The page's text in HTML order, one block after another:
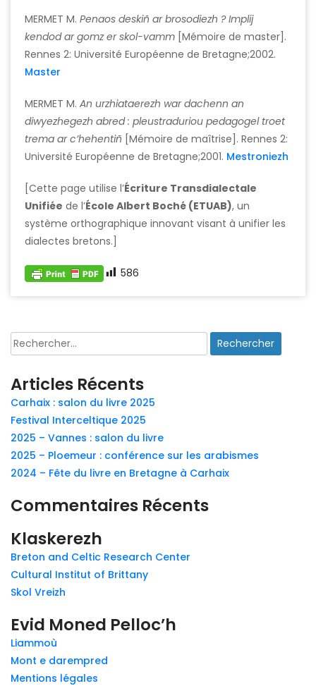
MERMET M. Penaos deskiñ ar brosodiezh ? Implij
kendod ar gomz er skol-vamm [Mémoire de master].
Rennes 2: Université Européenne de Bretagne;2002.
Master
MERMET M. An urzhiataerezh war dachenn an
diwyezhegezh abred : pleustraduriou pedagogel troet
trema ar c’hehentiñ [Mémoire de maîtrise]. Rennes 2:
Université Européenne de Bretagne;2001. Mestroniezh
[Cette page utilise l’Écriture Transdialectale
Unifiée de l’École Albert Boché (ETUAB), un
système orthographique innovant visant à unifier les
dialectes bretons.]
586
Rechercher :
Articles Récents
Carhaix : salon du livre 2025
Festival Interceltique 2025
2025 – Vannes : salon du livre
2025 – Ploemeur : conférence sur les arabismes
2024 – Fête du livre en Bretagne à Carhaix
Commentaires Récents
Klaskerezh
Breton and Celtic Research Center
Cultural Institut of Brittany
Skol Vreizh
Evid Moned Pelloc’h
Liammoù
Mont e darempred
Mentions légales